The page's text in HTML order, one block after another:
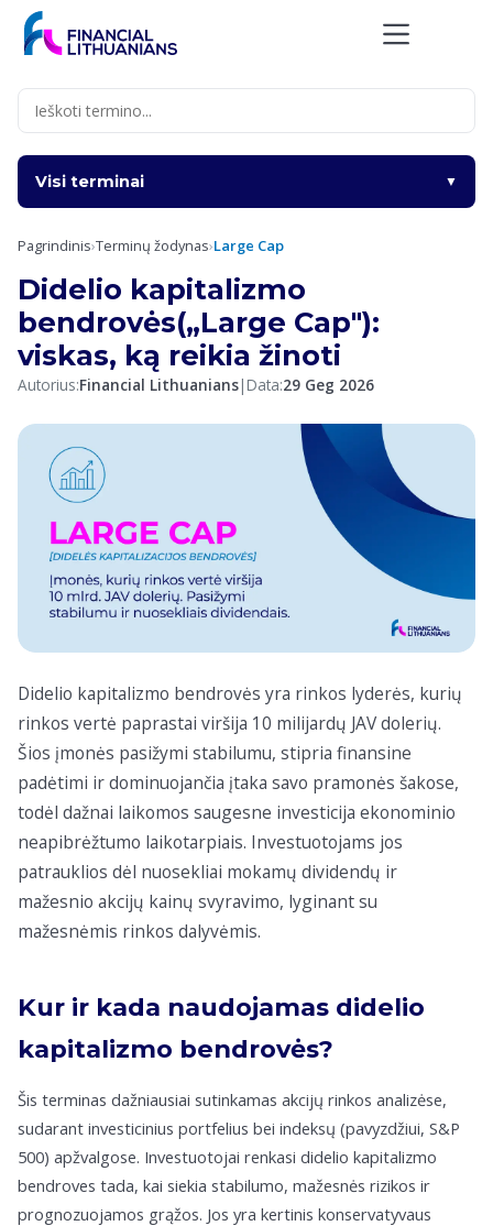
content
Visi terminai ▼
Pagrindinis›Terminų žodynas›Large Cap
Didelio kapitalizmo
bendrovės(„Large Cap"):
viskas, ką reikia žinoti
Autorius:Financial Lithuanians| Data:29 Geg 2026
Didelio kapitalizmo bendrovės yra rinkos lyderės, kurių
rinkos vertė paprastai viršija 10 milijardų JAV dolerių.
Šios įmonės pasižymi stabilumu, stipria finansine
padėtimi ir dominuojančia įtaka savo pramonės šakose,
todėl dažnai laikomos saugesne investicija ekonominio
neapibrėžtumo laikotarpiais. Investuotojams jos
patrauklios dėl nuosekliai mokamų dividendų ir
mažesnio akcijų kainų svyravimo, lyginant su
mažesnėmis rinkos dalyvėmis.
Kur ir kada naudojamas didelio
kapitalizmo bendrovės?
Šis terminas dažniausiai sutinkamas akcijų rinkos analizėse,
sudarant investicinius portfelius bei indeksų (pavyzdžiui, S&P
500) apžvalgose. Investuotojai renkasi didelio kapitalizmo
bendroves tada, kai siekia stabilumo, mažesnės rizikos ir
prognozuojamos grąžos. Jos yra kertinis konservatyvaus